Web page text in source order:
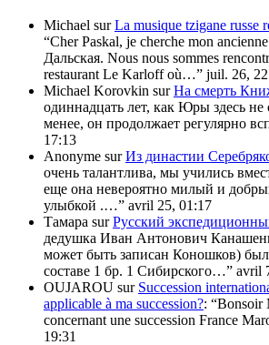
Michael surLa musique tzigane russe
“Cher Paskal, je cherche mon
Дальская. Nous nous sommes
restaurant Le Karloff où…” juil. 26,
Michael Korovkin surНа смерть
одиннадцать лет, как Юры здесь не
менее, он продолжает регулярно
17:13
Anonyme surИз династии
очень талантлива, мы учились
еще она невероятно милый и
улыбкой .…” avril 25, 01:17
Тамара surРусский
дедушка Иван Антонович
может быть записан Коношков)
составе 1 бр. 1 Сибирского…” avril
OUJAROU sur Succession
applicable à ma succession?: “Bonsoir
concernant une succession France
19:31